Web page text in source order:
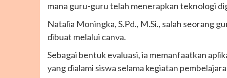
mana guru-guru telah menerapkan teknologi
Natalia Moningka, S.Pd., M.Si., salah seorang
dibuat melalui canva.
Sebagai bentuk evaluasi, ia memanfaatkan
yang dialami siswa selama kegiatan